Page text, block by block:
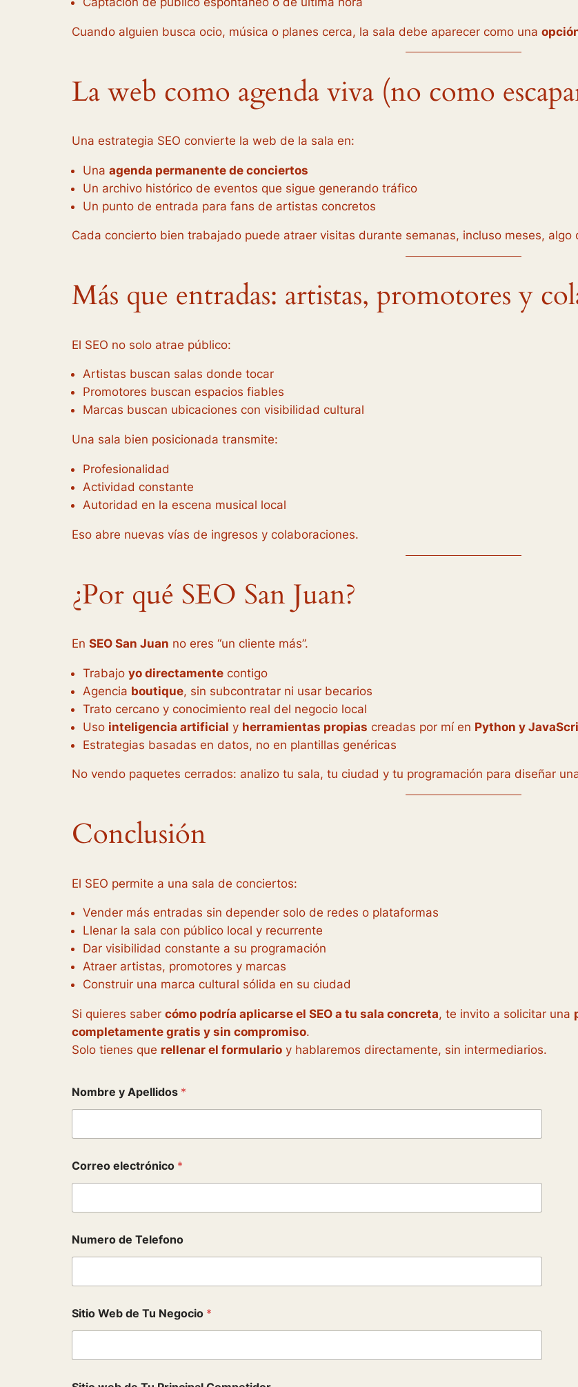
Cuando alguien busca ocio, música o planes cerca, la sala debe aparecer como una
La web como agenda viva (no como
Una estrategia SEO convierte la web de la sala en:
Una agenda permanente de conciertos
Un archivo histórico de eventos que sigue generando tráfico
Un punto de entrada para fans de artistas concretos
Cada concierto bien trabajado puede atraer visitas durante semanas, incluso meses, algo
Más que entradas: artistas, promotores y
El SEO no solo atrae público:
Artistas buscan salas donde tocar
Promotores buscan espacios fiables
Marcas buscan ubicaciones con visibilidad cultural
Una sala bien posicionada transmite:
Profesionalidad
Actividad constante
Autoridad en la escena musical local
Eso abre nuevas vías de ingresos y colaboraciones.
¿Por qué SEO San Juan?
En SEO San Juan no eres “un cliente más”.
Trabajo yo directamente contigo
Agencia boutique, sin subcontratar ni usar becarios
Trato cercano y conocimiento real del negocio local
Uso inteligencia artificial y herramientas propias creadas por mí en Python y
Estrategias basadas en datos, no en plantillas genéricas
No vendo paquetes cerrados: analizo tu sala, tu ciudad y tu programación para diseñar
Conclusión
El SEO permite a una sala de conciertos:
Vender más entradas sin depender solo de redes o plataformas
Llenar la sala con público local y recurrente
Dar visibilidad constante a su programación
Atraer artistas, promotores y marcas
Construir una marca cultural sólida en su ciudad
Si quieres saber cómo podría aplicarse el SEO a tu sala concreta, te invito a solicitar una
completamente gratis y sin compromiso.
Solo tienes que rellenar el formulario y hablaremos directamente, sin intermediarios.
e
S
t
o
t
i
Nombre y Apellidos *
Correo electrónico *
Numero de Telefono
Sitio Web de Tu Negocio *